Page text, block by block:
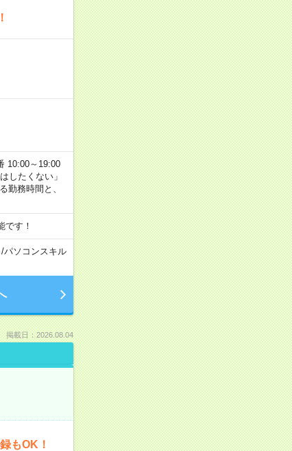
10:00～19:00
したくない」
勤務時間と、
です！
/パソコンスキル
掲載日：2026.08.04
もOK！